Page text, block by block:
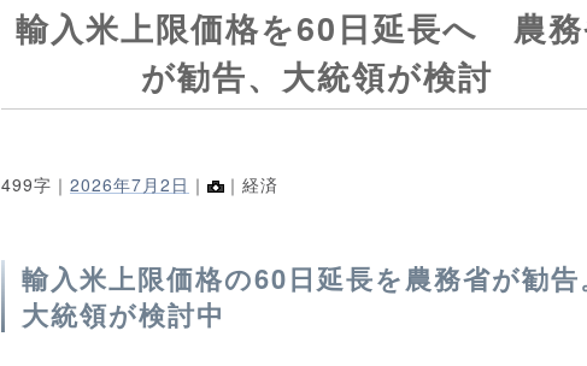
輸入米上限価格を60日延長へ 農
が勧告、大統領が検討
499字｜ 2026年7月2日 ｜ ｜経済
輸入米上限価格の60日延長を農務省が勧告
大統領が検討中